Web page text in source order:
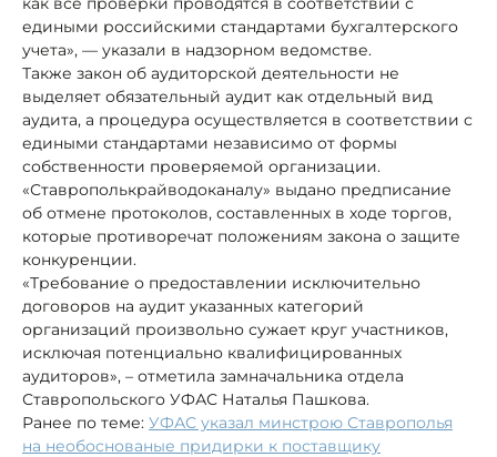
едиными российскими стандартами бухгалтерского
учета», — указали в надзорном ведомстве.
Также закон об аудиторской деятельности не
выделяет обязательный аудит как отдельный вид
аудита, а процедура осуществляется в соответствии с
едиными стандартами независимо от формы
собственности проверяемой организации.
«Ставрополькрайводоканалу» выдано предписание
об отмене протоколов, составленных в ходе торгов,
которые противоречат положениям закона о защите
конкуренции.
«Требование о предоставлении исключительно
договоров на аудит указанных категорий
организаций произвольно сужает круг участников,
исключая потенциально квалифицированных
аудиторов», – отметила замначальника отдела
Ставропольского УФАС Наталья Пашкова.
Ранее по теме: УФАС указал минстрою Ставрополья
на необоснованые придирки к поставщику